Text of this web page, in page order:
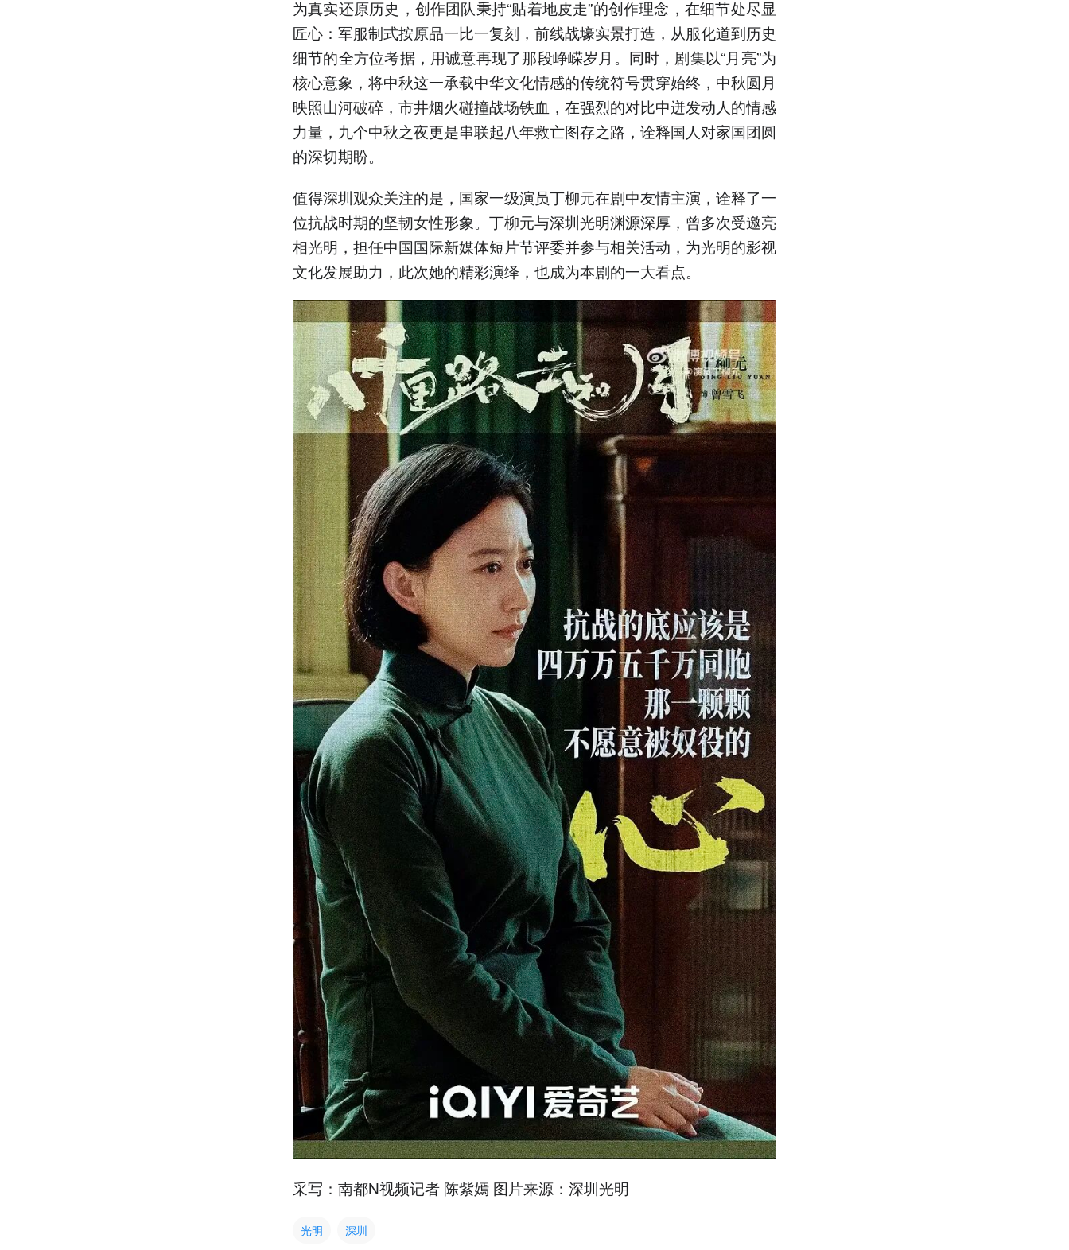
为真实还原历史，创作团队秉持“贴着地皮走”的创作理念，在细节处尽显
匠心：军服制式按原品一比一复刻，前线战壕实景打造，从服化道到历史
细节的全方位考据，用诚意再现了那段峥嵘岁月。同时，剧集以“月亮”为
核心意象，将中秋这一承载中华文化情感的传统符号贯穿始终，中秋圆月
映照山河破碎，市井烟火碰撞战场铁血，在强烈的对比中迸发动人的情感
力量，九个中秋之夜更是串联起八年救亡图存之路，诠释国人对家国团圆
的深切期盼。
值得深圳观众关注的是，国家一级演员丁柳元在剧中友情主演，诠释了一
位抗战时期的坚韧女性形象。丁柳元与深圳光明渊源深厚，曾多次受邀亮
相光明，担任中国国际新媒体短片节评委并参与相关活动，为光明的影视
文化发展助力，此次她的精彩演绎，也成为本剧的一大看点。
采写：南都N视频记者 陈紫嫣 图片来源：深圳光明
光明 深圳